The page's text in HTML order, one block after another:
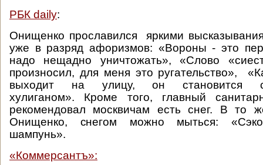
РБК daily:
Онищенко прославился яркими
уже в разряд афоризмов: «Вороны - это
надо нещадно уничтожать», «Слово
произносил, для меня это ругательство»,
выходит на улицу, он становится
хулиганом». Кроме того, главный
рекомендовал москвичам есть снег. В то
Онищенко, снегом можно мыться:
шампунь».
«Коммерсантъ»: